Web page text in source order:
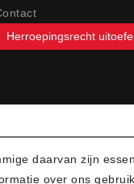
Herroepingsrecht
daarvan zijn
over ons